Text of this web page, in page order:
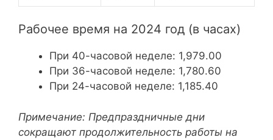
Рабочее время на 2024 год (в часах)
При 40-часовой неделе: 1,979.00
При 36-часовой неделе: 1,780.60
При 24-часовой неделе: 1,185.40
Примечание: Предпраздничные дни
сокращают продолжительность работы на